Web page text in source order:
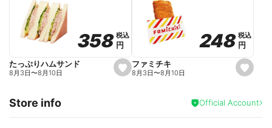
o
r
i
e
o
r
i
e
s
e
358
358税込
税込
円
円
たっぷりハムサンド
8月3日〜8月10日
s
e
a
248
248 税込
税込
円
円
ファミチキ
8月3日〜8月10日
Store info Official Account